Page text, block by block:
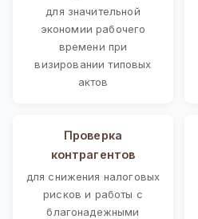
для значительной
экономии рабочего
времени при
визировании типовых
актов
Проверка
контрагентов
для снижения налоговых
рисков и работы с
благонадежными